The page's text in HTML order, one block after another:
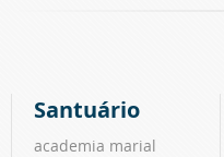
Santuário
academia marial